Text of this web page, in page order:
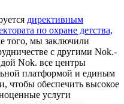
директивным
по охране детства,
того, мы заключили
с другими Nok.-
Nok. все центры
платформой и единым
чтобы обеспечить высокое
услуги